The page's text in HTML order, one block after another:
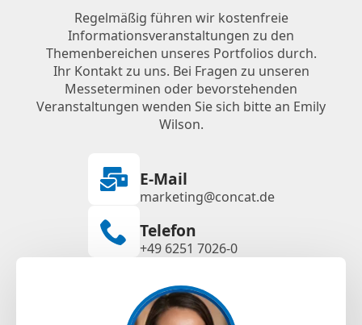
Regelmäßig führen wir kostenfreie
Informationsveranstaltungen zu den
Themenbereichen unseres Portfolios durch.
Ihr Kontakt zu uns. Bei Fragen zu unseren
Messeterminen oder bevorstehenden
Veranstaltungen wenden Sie sich bitte an Emily
Wilson.
E-Mail
marketing@concat.de
Telefon
+49 6251 7026-0